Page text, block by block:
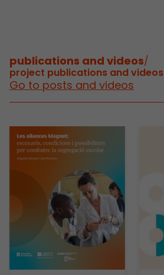
publications and videos/
project publications and videos
Go to posts and videos